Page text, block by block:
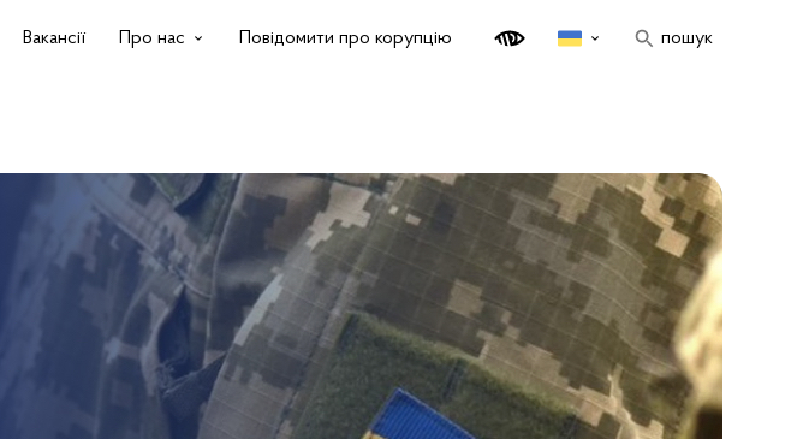
Вакансії Про нас Повідомити про корупцію пошук